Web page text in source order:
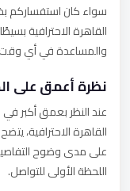
سواء كان استفساركم
القاهرة الاحترافية
والمساعدة في أي وقت
نظرة أعمق على
عند النظر بعمق أكبر
القاهرة الاحترافية،
على مدى وضوح
اللحظة الأولى للتواصل.